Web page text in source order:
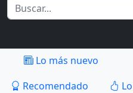
Lo más nuevo
Recomendado